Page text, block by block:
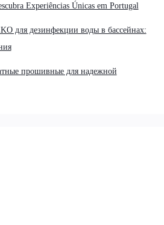
Experiências Únicas em Portugal
для дезинфекции воды в бассейнах:
прошивные для надежной